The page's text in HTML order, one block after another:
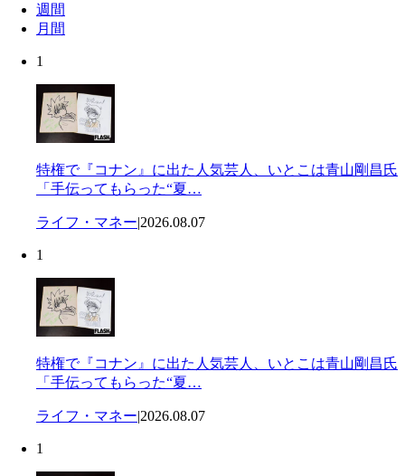
週間
月間
1
特権で『コナン』に出た人気芸人、いとこは青山剛昌氏
「手伝ってもらった“夏…
ライフ・マネー|2026.08.07
1
特権で『コナン』に出た人気芸人、いとこは青山剛昌氏
「手伝ってもらった“夏…
ライフ・マネー|2026.08.07
1